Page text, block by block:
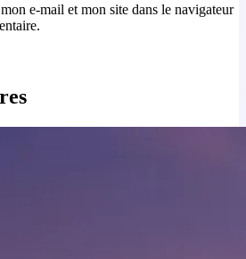
e-mail et mon site dans le navigateur